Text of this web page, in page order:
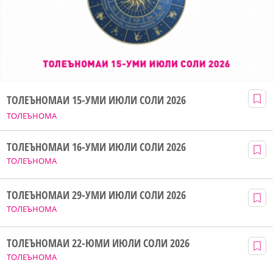
ТОЛЕЪНОМА
ТОЛЕЪНОМАИ 15-УМИ ИЮЛИ СОЛИ 2026
ТОЛЕЪНОМА
ТОЛЕЪНОМАИ 16-УМИ ИЮЛИ СОЛИ 2026
ТОЛЕЪНОМА
ТОЛЕЪНОМАИ 29-УМИ ИЮЛИ СОЛИ 2026
ТОЛЕЪНОМА
ТОЛЕЪНОМАИ 22-ЮМИ ИЮЛИ СОЛИ 2026